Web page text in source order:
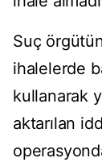
Suç
ihalelerde
kullanarak
aktarılan